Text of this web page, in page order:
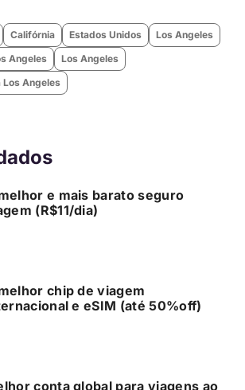
Califórnia Estados Unidos
Los Angeles
Angeles
Los Angeles
Los Angeles
e mais barato seguro
(R$11/dia)
chip de viagem
e eSIM (até 50%off)
conta global para viagens ao